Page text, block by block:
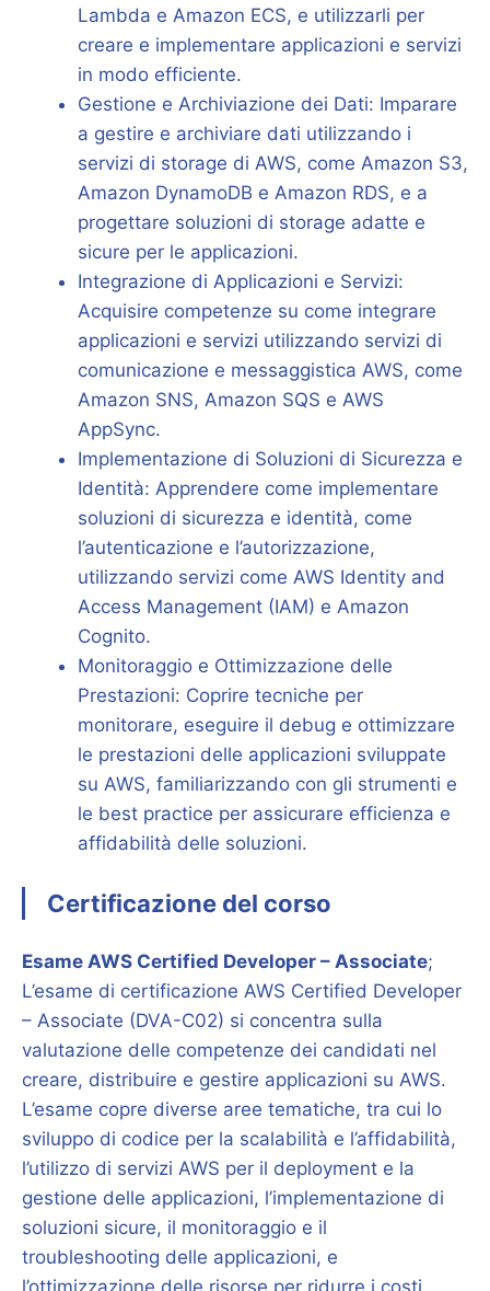
Lambda e Amazon ECS, e utilizzarli per
creare e implementare applicazioni e servizi
in modo efficiente.
Gestione e Archiviazione dei Dati: Imparare
a gestire e archiviare dati utilizzando i
servizi di storage di AWS, come Amazon S3,
Amazon DynamoDB e Amazon RDS, e a
progettare soluzioni di storage adatte e
sicure per le applicazioni.
Integrazione di Applicazioni e Servizi:
Acquisire competenze su come integrare
applicazioni e servizi utilizzando servizi di
comunicazione e messaggistica AWS, come
Amazon SNS, Amazon SQS e AWS
AppSync.
Implementazione di Soluzioni di Sicurezza e
Identità: Apprendere come implementare
soluzioni di sicurezza e identità, come
l’autenticazione e l’autorizzazione,
utilizzando servizi come AWS Identity and
Access Management (IAM) e Amazon
Cognito.
Monitoraggio e Ottimizzazione delle
Prestazioni: Coprire tecniche per
monitorare, eseguire il debug e ottimizzare
le prestazioni delle applicazioni sviluppate
su AWS, familiarizzando con gli strumenti e
le best practice per assicurare efficienza e
affidabilità delle soluzioni.
Certificazione del corso
Esame AWS Certified Developer – Associate;
L’esame di certificazione AWS Certified Developer
– Associate (DVA-C02) si concentra sulla
valutazione delle competenze dei candidati nel
creare, distribuire e gestire applicazioni su AWS.
L’esame copre diverse aree tematiche, tra cui lo
sviluppo di codice per la scalabilità e l’affidabilità,
l’utilizzo di servizi AWS per il deployment e la
gestione delle applicazioni, l’implementazione di
soluzioni sicure, il monitoraggio e il
troubleshooting delle applicazioni, e
l’ottimizzazione delle risorse per ridurre i costi.